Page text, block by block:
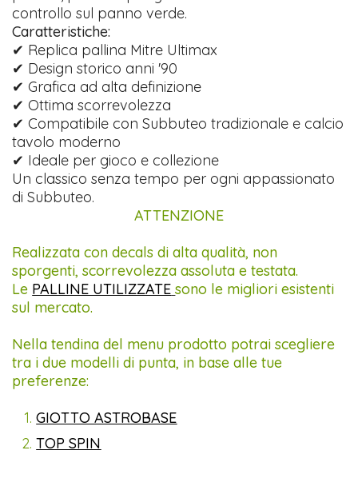
controllo sul panno verde.
Caratteristiche:
✔ Replica pallina Mitre Ultimax
✔ Design storico anni '90
✔ Grafica ad alta definizione
✔ Ottima scorrevolezza
✔ Compatibile con Subbuteo tradizionale e calcio
tavolo moderno
✔ Ideale per gioco e collezione
Un classico senza tempo per ogni appassionato
di Subbuteo.
ATTENZIONE
Realizzata con decals di alta qualità, non
sporgenti, scorrevolezza assoluta e testata.
Le PALLINE UTILIZZATE sono le migliori esistenti
sul mercato.
Nella tendina del menu prodotto potrai scegliere
tra i due modelli di punta, in base alle tue
preferenze:
GIOTTO ASTROBASE
TOP SPIN